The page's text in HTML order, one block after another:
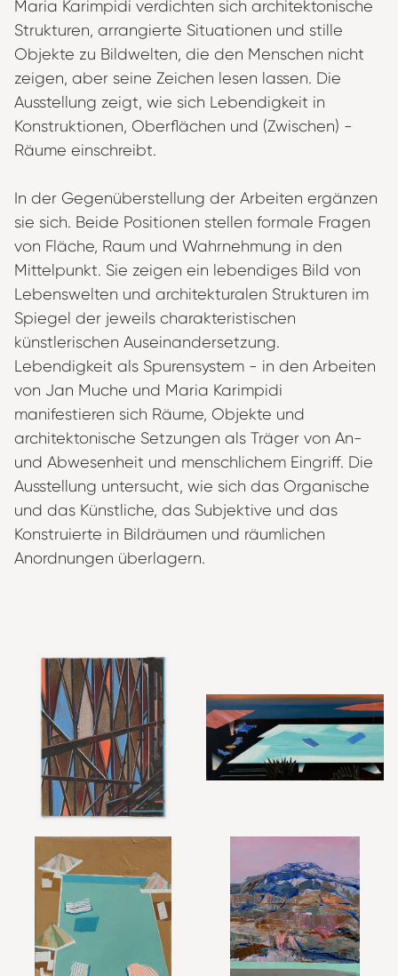
Maria Karimpidi verdichten sich architektonische
Strukturen, arrangierte Situationen und stille
Objekte zu Bildwelten, die den Menschen nicht
zeigen, aber seine Zeichen lesen lassen. Die
Ausstellung zeigt, wie sich Lebendigkeit in
Konstruktionen, Oberflächen und (Zwischen) -
Räume einschreibt.
In der Gegenüberstellung der Arbeiten ergänzen
sie sich. Beide Positionen stellen formale Fragen
von Fläche, Raum und Wahrnehmung in den
Mittelpunkt. Sie zeigen ein lebendiges Bild von
Lebenswelten und architekturalen Strukturen im
Spiegel der jeweils charakteristischen
künstlerischen Auseinandersetzung.
Lebendigkeit als Spurensystem - in den Arbeiten
von Jan Muche und Maria Karimpidi
manifestieren sich Räume, Objekte und
architektonische Setzungen als Träger von An-
und Abwesenheit und menschlichem Eingriff. Die
Ausstellung untersucht, wie sich das Organische
und das Künstliche, das Subjektive und das
Konstruierte in Bildräumen und räumlichen
Anordnungen überlagern.